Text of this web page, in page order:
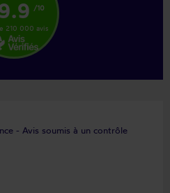
/10
210 000 avis
- Avis soumis à un contrôle